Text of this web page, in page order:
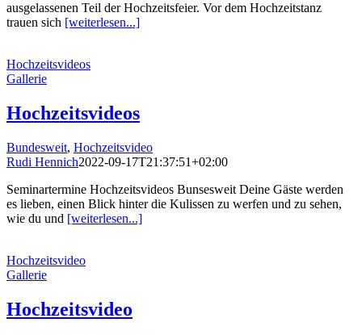
ausgelassenen Teil der Hochzeitsfeier. Vor dem Hochzeitstanz
trauen sich [weiterlesen...]
Hochzeitsvideos
Gallerie
Hochzeitsvideos
Bundesweit, Hochzeitsvideo
Rudi Hennich2022-09-17T21:37:51+02:00
Seminartermine Hochzeitsvideos Bunsesweit Deine Gäste werden
es lieben, einen Blick hinter die Kulissen zu werfen und zu sehen,
wie du und [weiterlesen...]
Hochzeitsvideo
Gallerie
Hochzeitsvideo